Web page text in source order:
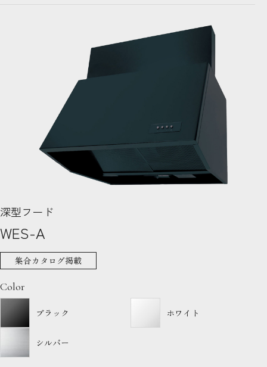
深型フード
WES-A
集合カタログ掲載
Color
ブラック ホワイト
シルバー